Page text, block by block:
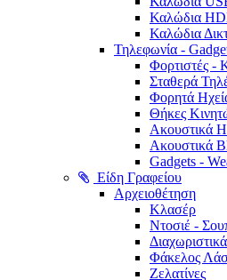
Καλώδια
Καλώδια
Τηλεφωνία -
Φορτιστές -
Σταθερά
Φορητά
Θήκες
Ακουστικά
Ακουστικά
Gadgets -
Είδη Γραφείου
Αρχειοθέτηση
Κλασέρ
Ντοσιέ -
Φάκελος
Ζελατίνες